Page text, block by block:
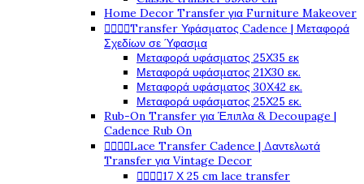
Home Decor Transfer για Furniture Makeover
Transfer Υφάσματος Cadence | Μεταφορά
Σχεδίων σε Ύφασμα
Μεταφορά υφάσματος 25Χ35 εκ
Μεταφορά υφάσματος 21Χ30 εκ.
Μεταφορά υφάσματος 30Χ42 εκ.
Μεταφορά υφάσματος 25Χ25 εκ.
Rub-On Transfer για Έπιπλα & Decoupage |
Cadence Rub On
Lace Transfer Cadence | Δαντελωτά
Transfer για Vintage Decor
17 Χ 25 cm lace transfer